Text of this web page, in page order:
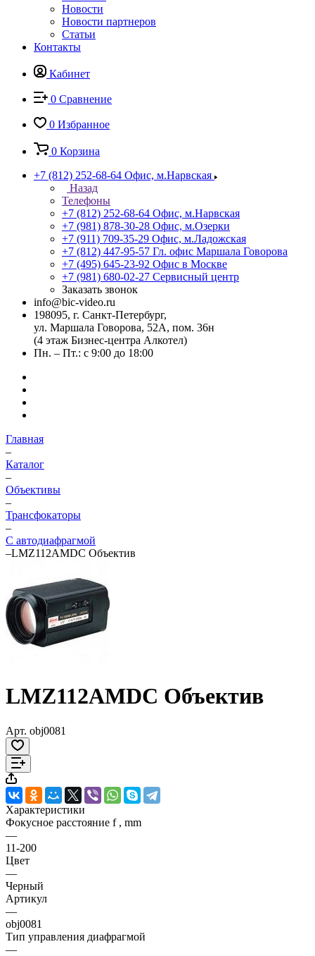
Новости
Новости партнеров
Статьи
Контакты
Кабинет
0 Сравнение
0 Избранное
0 Корзина
+7 (812) 252-68-64 Офис, м.Нарвская
Назад
Телефоны
+7 (812) 252-68-64 Офис, м.Нарвская
+7 (981) 878-30-28 Офис, м.Озерки
+7 (911) 709-35-29 Офис, м.Ладожская
+7 (812) 447-95-57 Гл. офис Маршала Говорова
+7 (495) 645-23-92 Офис в Москве
+7 (981) 680-02-27 Сервисный центр
Заказать звонок
info@bic-video.ru
198095, г. Санкт-Петербург,
ул. Маршала Говорова, 52А, пом. 36н
(4 этаж Бизнес-центра Алкотел)
Пн. – Пт.: с 9:00 до 18:00
Главная
–
Каталог
–
Объективы
–
Трансфокаторы
–
С автодиафрагмой
–LMZ112AMDC Объектив
LMZ112AMDC Объектив
Арт. obj0081
Характеристики
Фокусное расстояние f , mm
—
11-200
Цвет
—
Черный
Артикул
—
obj0081
Тип управления диафрагмой
—